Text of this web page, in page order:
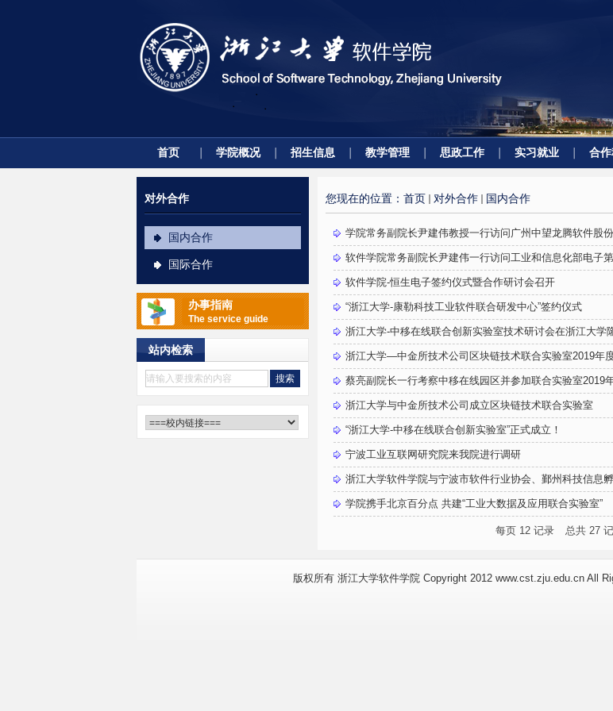
首页 学院概况 招生信息 教学管理 思政工作 实习就业 合
对外合作
国内合作
国际合作
办事指南
The service guide
站内检索
您现在的位置： 首页 对外合作 国内合作
学院常务副院长尹建伟教授一行访问广州中望龙腾软件股
软件学院常务副院长尹建伟一行访问工业和信息化部电子
软件学院-恒生电子签约仪式暨合作研讨会召开
“浙江大学-康勒科技工业软件联合研发中心”签约仪式
浙江大学-中移在线联合创新实验室技术研讨会在浙江大学
浙江大学—中金所技术公司区块链技术联合实验室2019年
蔡亮副院长一行考察中移在线园区并参加联合实验室2019
浙江大学与中金所技术公司成立区块链技术联合实验室
“浙江大学-中移在线联合创新实验室”正式成立！
宁波工业互联网研究院来我院进行调研
浙江大学软件学院与宁波市软件行业协会、鄞州科技信息
学院携手北京百分点 共建“工业大数据及应用联合实验室”
每页 12 记录 总共 27
版权所有 浙江大学软件学院 Copyright 2012 www.cst.zju.edu.cn All